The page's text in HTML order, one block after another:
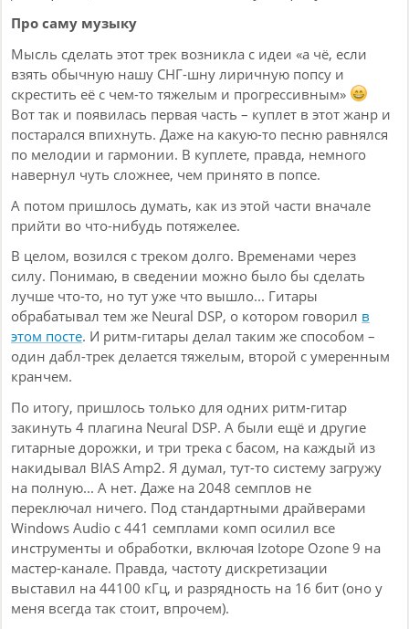
Про саму музыку
Мысль сделать этот трек возникла с идеи «а чё, если
взять обычную нашу СНГ-шну лиричную попсу и
скрестить её с чем-то тяжелым и прогрессивным»
Вот так и появилась первая часть – куплет в этот жанр и
постарался впихнуть. Даже на какую-то песню равнялся
по мелодии и гармонии. В куплете, правда, немного
навернул чуть сложнее, чем принято в попсе.
А потом пришлось думать, как из этой части вначале
прийти во что-нибудь потяжелее.
В целом, возился с треком долго. Временами через
силу. Понимаю, в сведении можно было бы сделать
лучше что-то, но тут уже что вышло... Гитары
обрабатывал тем же Neural DSP, о котором говорил в
этом посте. И ритм-гитары делал таким же способом –
один дабл-трек делается тяжелым, второй с умеренным
кранчем.
По итогу, пришлось только для одних ритм-гитар
закинуть 4 плагина Neural DSP. А были ещё и другие
гитарные дорожки, и три трека с басом, на каждый из
накидывал BIAS Amp2. Я думал, тут-то систему загружу
на полную... А нет. Даже на 2048 семплов не
переключал ничего. Под стандартными драйверами
Windows Audio с 441 семплами комп осилил все
инструменты и обработки, включая Izotope Ozone 9 на
мастер-канале. Правда, частоту дискретизации
выставил на 44100 кГц, и разрядность на 16 бит (оно у
меня всегда так стоит, впрочем).